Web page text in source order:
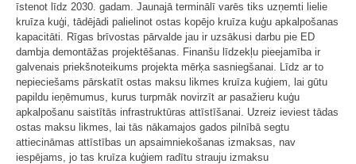
īstenot līdz 2030. gadam. Jaunajā terminālī varēs tiks uzņemti lielie
kruīza kuģi, tādējādi palielinot ostas kopējo kruīza kuģu apkalpošanas
kapacitāti. Rīgas brīvostas pārvalde jau ir uzsākusi darbu pie ED
dambja demontāžas projektēšanas. Finanšu līdzekļu pieejamība ir
galvenais priekšnoteikums projekta mērķa sasniegšanai. Līdz ar to
nepieciešams pārskatīt ostas maksu likmes kruīza kuģiem, lai gūtu
papildu ieņēmumus, kurus turpmāk novirzīt ar pasažieru kuģu
apkalpošanu saistītās infrastruktūras attīstīšanai. Uzreiz ieviest tādas
ostas maksu likmes, lai tās nākamajos gados pilnībā segtu
attiecināmas attīstības un apsaimniekošanas izmaksas, nav
iespējams, jo tas kruīza kuģiem radītu strauju izmaksu